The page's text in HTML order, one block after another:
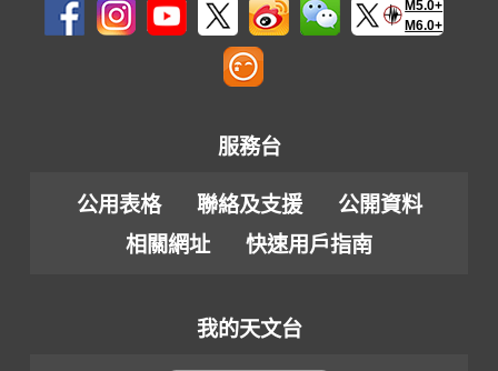
M5.0+
M6.0+
服務台
公用表格 聯絡及支援
公開資料
相關網址
快速用戶指南
我的天文台